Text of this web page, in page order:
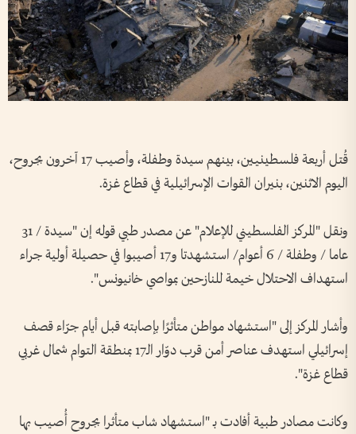
قُتل أربعة فلسطينيين، بينهم سيدة وطفلة، وأصيب 17 آخرون بجروح،
اليوم الاثنين، بنيران القوات الإسرائيلية في قطاع غزة.
ونقل "المركز الفلسطيني للإعلام" عن مصدر طبي قوله إن "سيدة / 31
عاما / وطفلة / 6 أعوام/ استشهدتا و17 أصيبوا في حصيلة أولية جراء
استهداف الاحتلال خيمة للنازحين بمواصي خانيونس".
وأشار المركز إلى "استشهاد مواطن متأثرًا بإصابته قبل أيام جرّاء قصف
إسرائيلي استهدف عناصر أمن قرب دوّار الـ17 بمنطقة التوام شمال غربي
قطاع غزة".
وكانت مصادر طبية أفادت بـ "استشهاد شاب متأثرا بجروح أُصيب بها